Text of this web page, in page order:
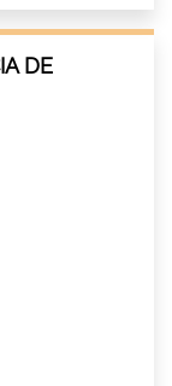
DE